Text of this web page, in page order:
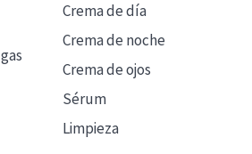
Crema de día
Crema de noche
Crema de ojos
Sérum
Limpieza